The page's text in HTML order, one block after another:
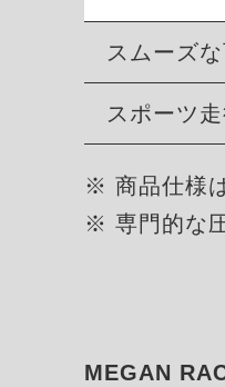
スムーズ
スポーツ
※ 商品仕様
※ 専門的な
MEGAN